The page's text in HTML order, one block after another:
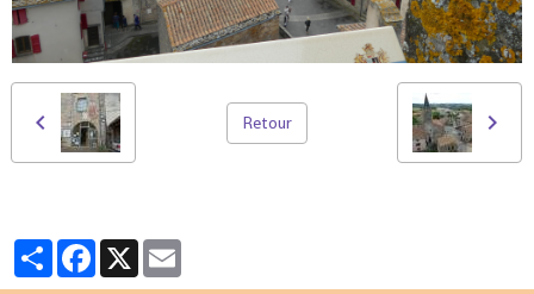
Retour
PartagerFacebook
X